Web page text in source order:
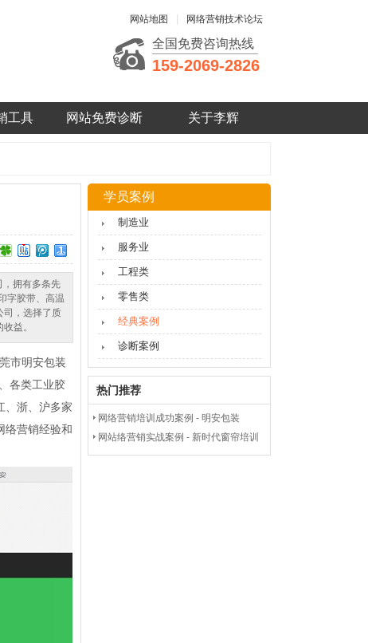
网站地图 网络营销技术论坛
全国免费咨询热线
159-2069-2826
工具 网站免费诊断 关于李辉
，拥有多条先
字胶带、高温
司，选择了质
益。
市明安包装
各类工业胶
、浙、沪多家
络营销经验和
学员案例
制造业
服务业
工程类
零售类
经典案例
诊断案例
热门推荐
网络营销培训成功案例 - 明安包装
网站络营销实战案例 - 新时代窗帘培训